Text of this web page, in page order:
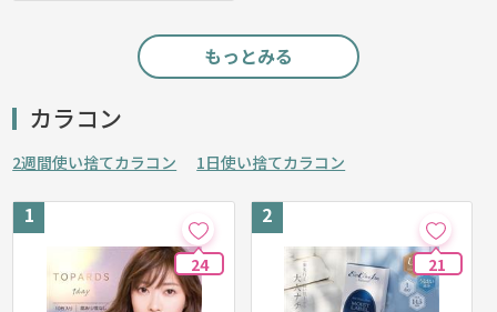
もっとみる
カラコン
2週間使い捨てカラコン 1日使い捨てカラコン
24 21